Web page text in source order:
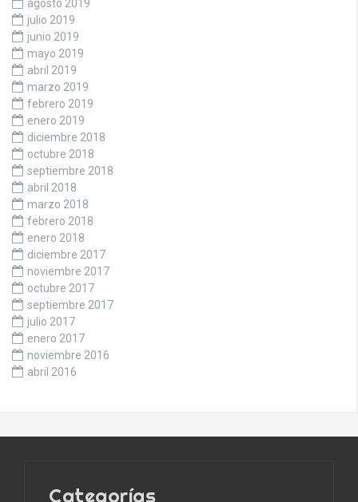
agosto 2019
julio 2019
junio 2019
mayo 2019
abril 2019
marzo 2019
febrero 2019
enero 2019
diciembre 2018
octubre 2018
septiembre 2018
abril 2018
marzo 2018
febrero 2018
enero 2018
diciembre 2017
noviembre 2017
octubre 2017
septiembre 2017
julio 2017
enero 2017
noviembre 2016
abril 2016
Categorías